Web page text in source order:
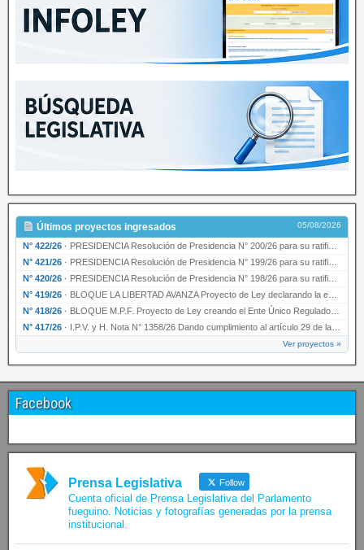
Últimos proyectos ingresados 05/08/2026
N° 422/26 · PRESIDENCIA Resolución de Presidencia N° 200/26 para su ratificación.
N° 421/26 · PRESIDENCIA Resolución de Presidencia N° 199/26 para su ratificación.
N° 420/26 · PRESIDENCIA Resolución de Presidencia N° 198/26 para su ratificación.
N° 419/26 · BLOQUE LA LIBERTAD AVANZA Proyecto de Ley declarando la esencialidad del servicio educativ…
N° 418/26 · BLOQUE M.P.F. Proyecto de Ley creando el Ente Único Regulador de servicios públicos de la …
N° 417/26 · I.P.V. y H. Nota N° 1358/26 Dando cumplimiento al artículo 29 de la Ley provincial N° 1399…
Ver proyectos »
Facebook
Prensa Legislativa Follow
Cuenta oficial de Prensa Legislativa del Parlamento
fueguino. Noticias y fotografías generadas por la prensa
institucional.